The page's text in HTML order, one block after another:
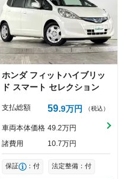
ホンダ フィットハイブリッ
ド スマート セレクション
支払総額 59 9万円 （税込）
車両本体価格 49 2万円
諸費用
10 7万円
保証 ：付 法定整備：付